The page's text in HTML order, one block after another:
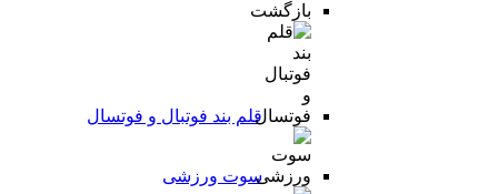
بازگشت
قلم بند فوتبال و فوتسال
سوت ورزشی